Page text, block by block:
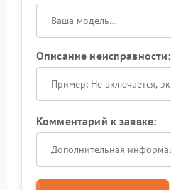
Описание неисправности:
Комментарий к заявке: